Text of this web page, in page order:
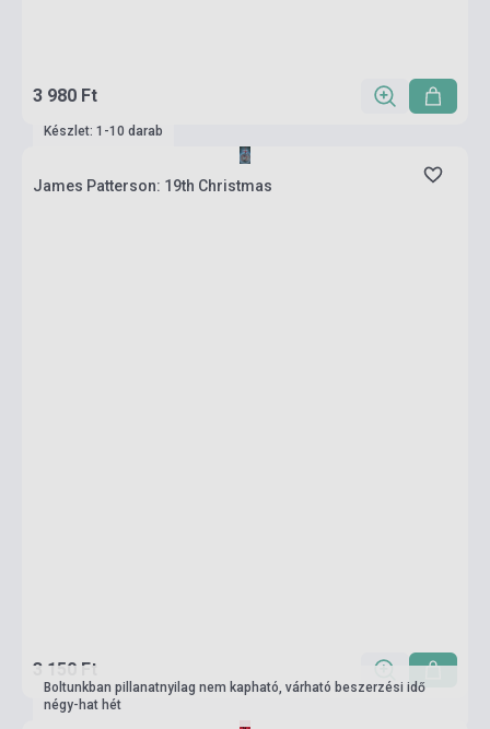
3 980 Ft
Készlet: 1-10 darab
James Patterson: 19th Christmas
3 150 Ft
Boltunkban pillanatnyilag nem kapható, várható beszerzési idő
négy-hat hét